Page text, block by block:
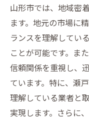
瀬戸物食器の
実際の買取
山形市での
地元の市場
瀬戸物食器
山形市内
地元の文化
山形市では、地域密
ます。地元の市場に
ランスを理解してい
ことが可能です。ま
信頼関係を重視し、
ています。特に、瀬
理解している業者と
実現します。さらに